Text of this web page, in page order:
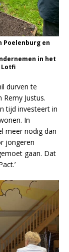
Poelenburg en
in het
Lotfi
durven te
Remy Justus.
tijd investeert in
In
meer nodig dan
jongeren
gaan. Dat